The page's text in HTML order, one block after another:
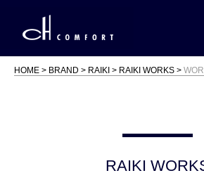
HOME BRAND RAIKI RAIKI WORKS
RAIKI